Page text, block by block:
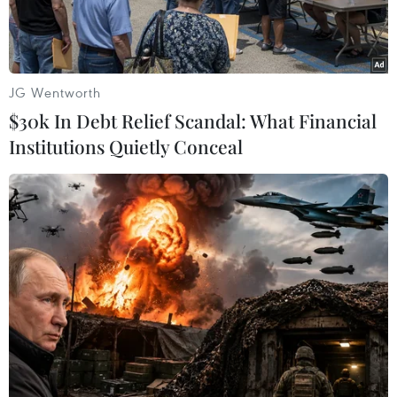
Quang cảnh Hội thảo. (Ảnh: Văn Đức/TTXVN)
Ngày 22/5, tại thành phố Hạ Long, Bộ Thông tin
và Truyền thông, UBND tỉnh Quảng Ninh phối
hợp với Bộ Thông tin, Văn hóa và Du lịch Lào tổ
chức Hội thảo quốc tế "Vai trò của báo chí với sự
phát triển du lịch."
JG Wentworth
$30k In Debt Relief Scandal: What Financial
Institutions Quietly Conceal